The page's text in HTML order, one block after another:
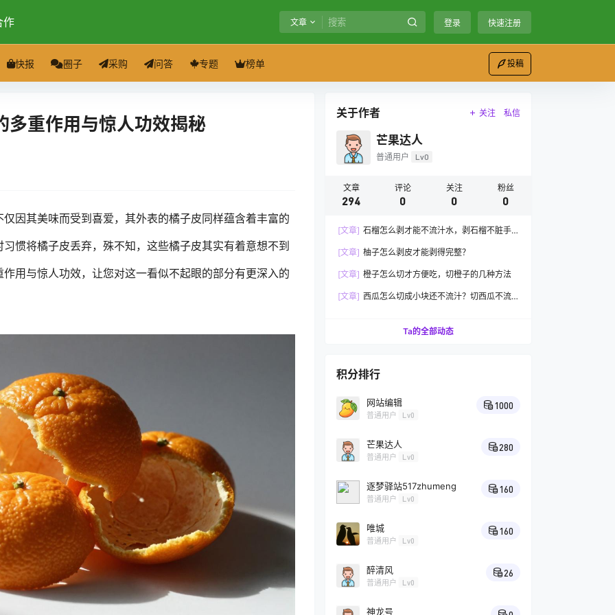
作 文章 登录 快速注册
快报 圈子 采购 问答 专题 榜单 投稿
多重作用与惊人功效揭秘
因其美味而受到喜爱，其外表的橘子皮同样蕴含着丰富的
惯将橘子皮丢弃，殊不知，这些橘子皮其实有着意想不到
用与惊人功效，让您对这一看似不起眼的部分有更深入的
关于作者 关注 私信
芒果达人
普通用户 Lv0
文章
294
评论
0
关注
0
粉丝
0
[文章] 石榴怎么剥才能不流汁水，剥石榴不脏手
[文章] 柚子怎么剥皮才能剥得完整？
[文章] 橙子怎么切才方便吃，切橙子的几种方法
[文章] 西瓜怎么切成小块还不流汁？切西瓜不流
Ta的全部动态
积分排行
网站编辑
普通用户 Lv0
1000
芒果达人
普通用户 Lv0
280
逐梦驿站517zhumeng
普通用户 Lv0
160
唯城
普通用户 Lv0
160
醉清风
普通用户 Lv0
26
神龙号